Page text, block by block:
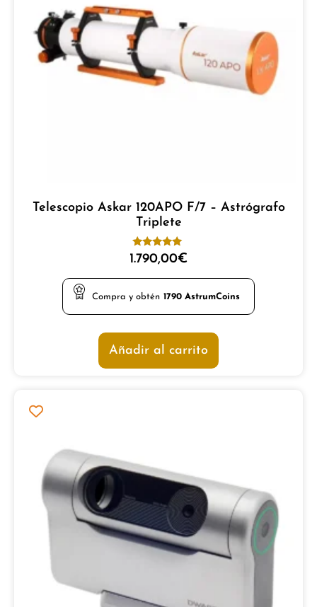
Telescopio Askar 120APO F/7 – Astrógrafo
Triplete
Valorado
con
1.790,00€
Compra y obtén 1790 AstrumCoins
Añadir al carrito